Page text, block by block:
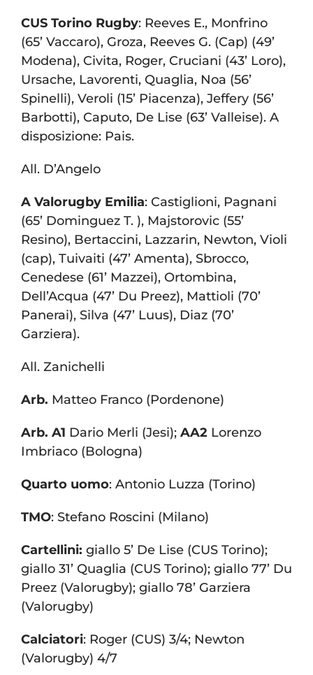
CUS Torino Rugby: Reeves E., Monfrino
(65’ Vaccaro), Groza, Reeves G. (Cap) (49’
Modena), Civita, Roger, Cruciani (43’ Loro),
Ursache, Lavorenti, Quaglia, Noa (56’
Spinelli), Veroli (15’ Piacenza), Jeffery (56’
Barbotti), Caputo, De Lise (63’ Valleise). A
disposizione: Pais.
All. D’Angelo
A Valorugby Emilia: Castiglioni, Pagnani
(65’ Dominguez T. ), Majstorovic (55’
Resino), Bertaccini, Lazzarin, Newton, Violi
(cap), Tuivaiti (47’ Amenta), Sbrocco,
Cenedese (61’ Mazzei), Ortombina,
Dell’Acqua (47’ Du Preez), Mattioli (70’
Panerai), Silva (47’ Luus), Diaz (70’
Garziera).
All. Zanichelli
Arb. Matteo Franco (Pordenone)
Arb. A1 Dario Merli (Jesi); AA2 Lorenzo
Imbriaco (Bologna)
Quarto uomo: Antonio Luzza (Torino)
TMO: Stefano Roscini (Milano)
Cartellini: giallo 5’ De Lise (CUS Torino);
giallo 31’ Quaglia (CUS Torino); giallo 77’ Du
Preez (Valorugby); giallo 78’ Garziera
(Valorugby)
Calciatori: Roger (CUS) 3/4; Newton
(Valorugby) 4/7